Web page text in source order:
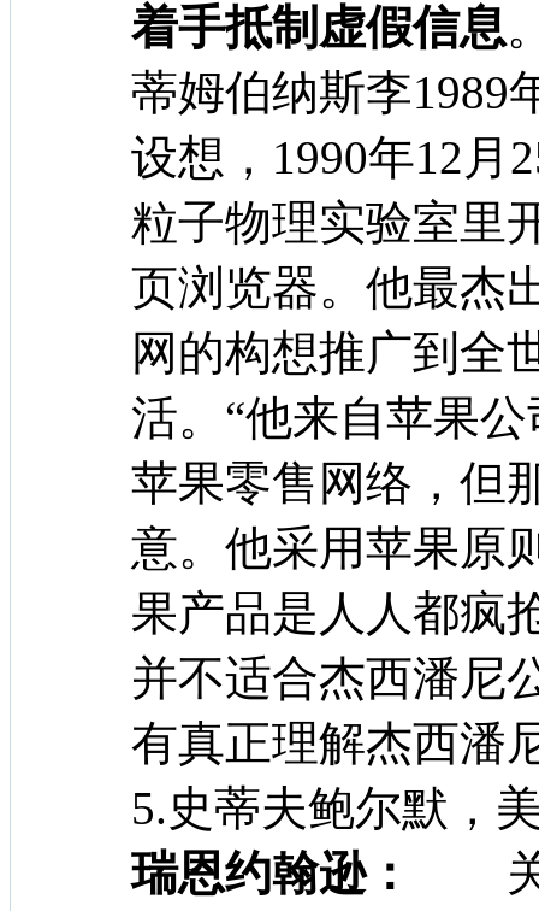
着手抵制虚假信息
蒂姆伯纳斯李1989
设想，1990年12月
粒子物理实验室里
页浏览器。他最杰
网的构想推广到全
活。“他来自苹果
苹果零售网络，但
意。他采用苹果原
果产品是人人都疯
并不适合杰西潘尼
有真正理解杰西潘
5.史蒂夫鲍尔默，
瑞恩约翰逊：
关